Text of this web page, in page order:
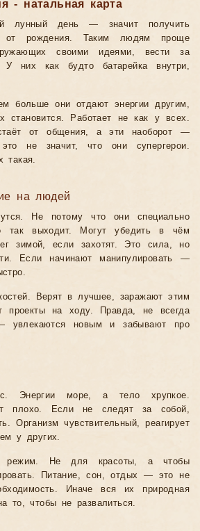
- натальная карта
лунный день — значит получить
от рождения. Таким людям проще
своими идеями, вести за
У них как будто батарейка внутри,
больше они отдают энергии другим,
Работает не как у всех.
от общения, а эти наоборот —
не значит, что они супергерои.
такая.
на людей
Не потому что они специально
так выходит. Могут убедить в чём
зимой, если захотят. Это сила, но
Если начинают манипулировать —
Верят в лучшее, заражают этим
проекты на ходу. Правда, не всегда
увлекаются новым и забывают про
Энергии море, а тело хрупкое.
плохо. Если не следят за собой,
Организм чувствительный, реагирует
у других.
режим. Не для красоты, а чтобы
Питание, сон, отдых — это не
Иначе вся их природная
то, чтобы не развалиться.